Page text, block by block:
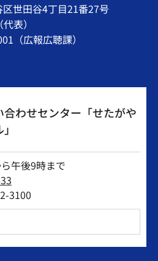
世田谷4丁目21番27号
（代表）
（広報広聴課）
合わせセンター「せたがや
午後9時まで
3100